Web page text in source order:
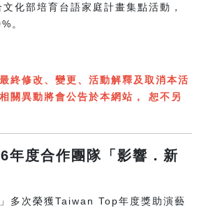
化部培育台語家庭計畫集點活動，
。
終修改、變更、活動解釋及取消本活
關異動將會公告於本網站， 恕不另
年度合作團隊「影響．新
」多次榮獲Taiwan Top年度獎助演藝